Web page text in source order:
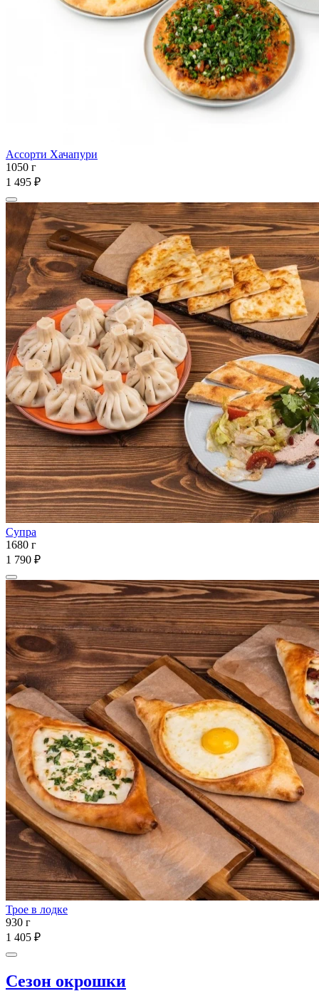
Ассорти Хачапури
1050 г
1 495 ₽
Супра
1680 г
1 790 ₽
Трое в лодке
930 г
1 405 ₽
Сезон окрошки